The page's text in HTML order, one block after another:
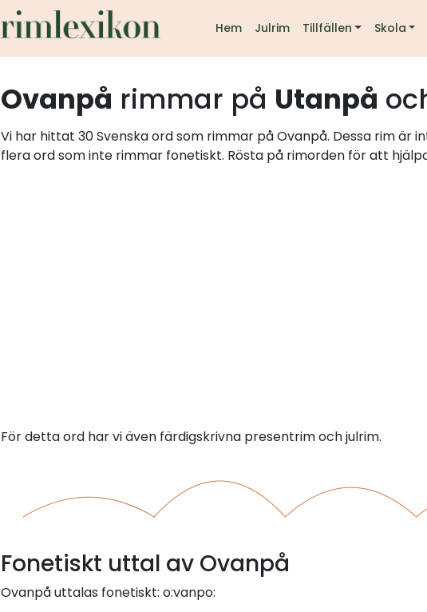
Hem Julrim Tillfällen Skola
Ovanpå rimmar på Utanpå
Vi har hittat 30 Svenska ord som rimmar på Ovanpå. Dessa rim är
flera ord som inte rimmar fonetiskt. Rösta på rimorden för att
För detta ord har vi även färdigskrivna presentrim och julrim.
Fonetiskt uttal av Ovanpå
Ovanpå uttalas fonetiskt: o:vanpo: